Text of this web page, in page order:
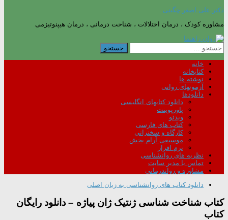
دکتر علی اصغر چگینی
مشاوره کودک ، درمان اختلالات ، شناخت درمانی ، درمان هیپنوتیزمی
جستجو
برای:
خانه
کتابخانه
نوشته ها
آزمونهای روانی
دانلودها
دانلود کتابهای انگلیسی
پاورپوینت
ویدئو
کتاب های فارسی
کارگاه و سخنرانی
موسیقی آرام بخش
نرم افزار
نظریه های روانشناسی
تماس با مدیر سایت
مشاوره و رواندرمانی
دانلود کتاب های روانشناسی به زبان اصلی
کتاب شناخت شناسی ژنتیک ژان پیاژه – دانلود رایگان
کتاب